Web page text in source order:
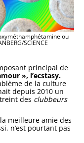
ou
SCIENCE
principal de
», l’ecstasy.
de la culture
depuis 2010 un
des clubbeurs
meilleure amie des
n’est pourtant pas